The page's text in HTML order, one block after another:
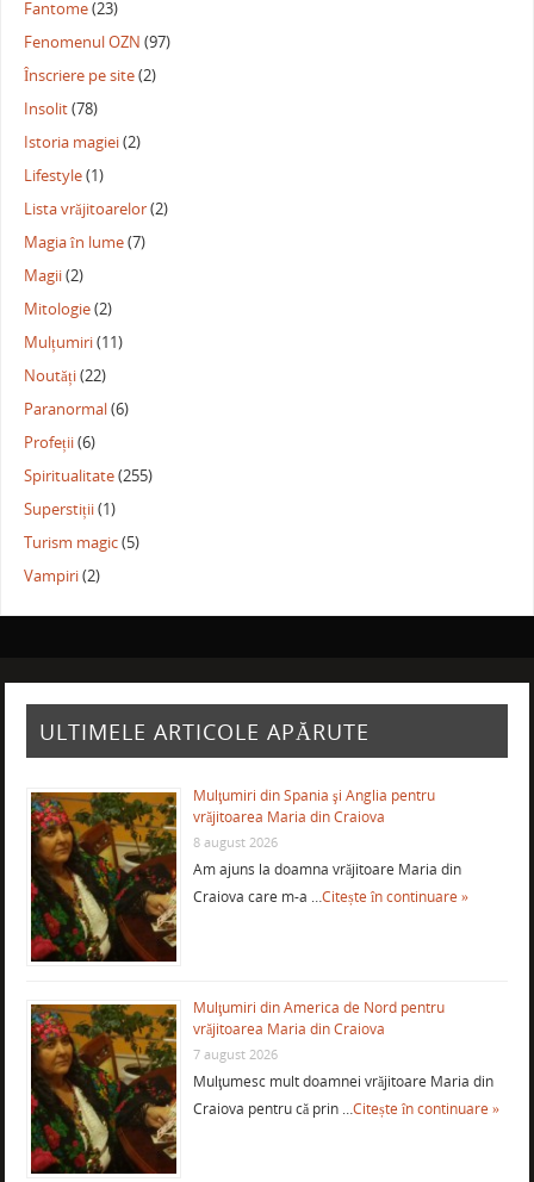
Fantome(23)
Fenomenul OZN (97)
Înscriere pe site(2)
Insolit(78)
Istoria magiei(2)
Lifestyle(1)
Lista vrăjitoarelor(2)
Magia în lume(7)
Magii(2)
Mitologie(2)
Mulțumiri(11)
Noutăți(22)
Paranormal(6)
Profeții(6)
Spiritualitate(255)
Superstiții(1)
Turism magic(5)
Vampiri(2)
ULTIMELE ARTICOLE APĂRUTE
Mulţumiri din Spania şi Anglia pentru
vrăjitoarea Maria din Craiova
8 august 2026
Am ajuns la doamna vrăjitoare Maria din
Craiova care m-a …Citește în continuare »
Mulţumiri din America de Nord pentru
vrăjitoarea Maria din Craiova
7 august 2026
Mulţumesc mult doamnei vrăjitoare Maria din
Craiova pentru că prin …Citește în continuare »